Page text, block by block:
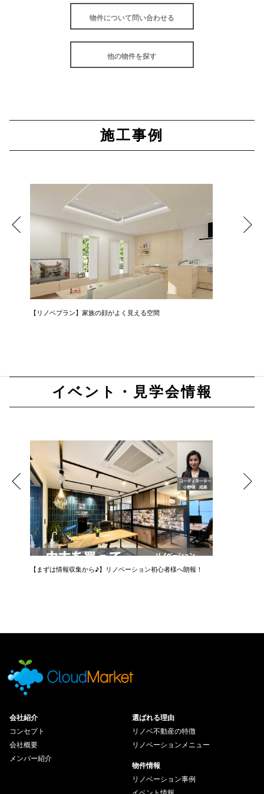
物件について問い合わせる
他の物件を探す
施工事例
【リノベプラン】家族の顔がよく見える空間
イベント・見学会情報
【まずは情報収集から♪】リノベーション初心者様へ朗報！
会社紹介
コンセプト
会社概要
メンバー紹介
選ばれる理由
リノベ不動産の特徴
リノベーションメニュー
物件情報
リノベーション事例